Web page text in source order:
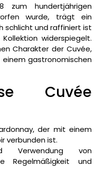
zum hundertjährigen
wurde, trägt ein
schlicht und raffiniert ist
widerspiegelt.
Charakter der Cuvée,
gastronomischen
Cuvée
der mit einem
verbunden ist.
Verwendung von
Regelmäßigkeit und